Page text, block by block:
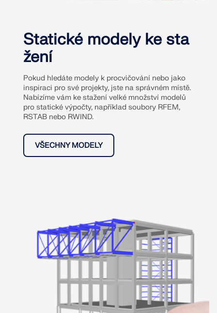
Statické modely ke sta
žení
Pokud hledáte modely k procvičování nebo jako
inspiraci pro své projekty, jste na správném místě.
Nabízíme vám ke stažení velké množství modelů
pro statické výpočty, například soubory RFEM,
RSTAB nebo RWIND.
VŠECHNY MODELY